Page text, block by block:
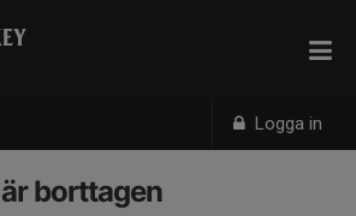
Logga in
borttagen